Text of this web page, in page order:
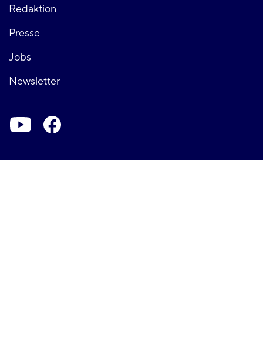
Fußzeile
rechts
Redaktion
Presse
Jobs
Newsletter
Soziale-
Netzwerke